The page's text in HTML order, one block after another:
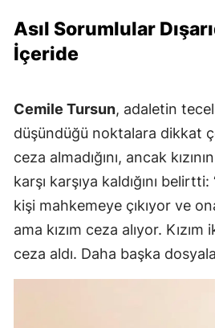
Asıl Sorumlular
İçeride
Cemile Tursun, adaletin
düşündüğü noktalara dikkat
ceza almadığını, ancak
karşı karşıya kaldığını belirtti:
kişi mahkemeye çıkıyor ve
ama kızım ceza alıyor.
ceza aldı. Daha başka